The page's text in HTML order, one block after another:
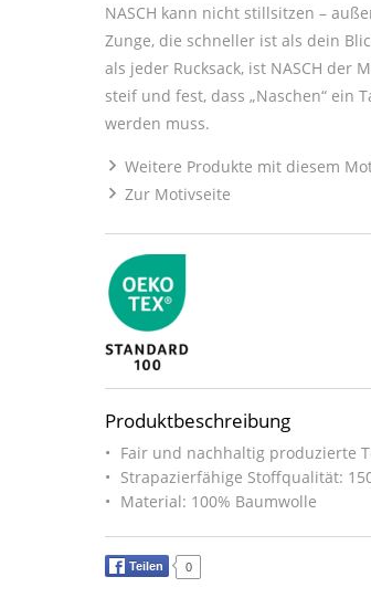
NASCH kann nicht stillsitzen –
Zunge, die schneller ist als dein
als jeder Rucksack, ist NASCH der
steif und fest, dass „Naschen“ ein
werden muss.
Weitere Produkte mit diesem
Zur Motivseite
Produktbeschreibung
Fair und nachhaltig produzierte
Strapazierfähige Stoffqualität:
Material: 100% Baumwolle
Teilen 0